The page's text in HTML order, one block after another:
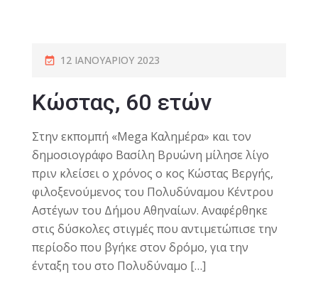
12 ΙΑΝΟΥΑΡΊΟΥ 2023
Κώστας, 60 ετών
Στην εκπομπή «Μega Καλημέρα» και τον
δημοσιογράφο Βασίλη Βρυώνη μίλησε λίγο
πριν κλείσει ο χρόνος ο κος Kώστας Βεργής,
φιλοξενούμενος του Πολυδύναμου Κέντρου
Αστέγων του Δήμου Αθηναίων. Αναφέρθηκε
στις δύσκολες στιγμές που αντιμετώπισε την
περίοδο που βγήκε στον δρόμο, για την
ένταξη του στο Πολυδύναμο […]